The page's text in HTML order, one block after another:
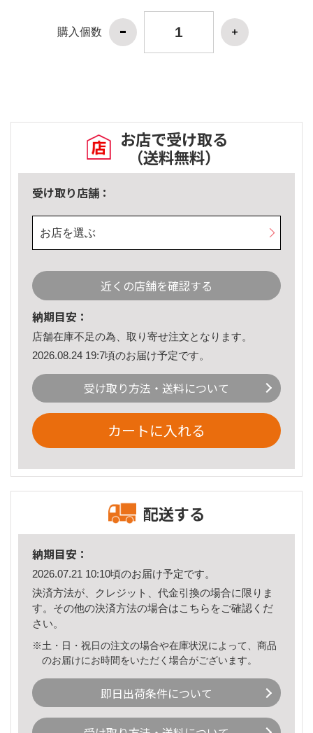
購入個数
お店で受け取る
（送料無料）
受け取り店舗：
お店を選ぶ
近くの店舗を確認する
納期目安：
店舗在庫不足の為、取り寄せ注文となります。
2026.08.24 19:7頃のお届け予定です。
受け取り方法・送料について
カートに入れる
配送する
納期目安：
2026.07.21 10:10頃のお届け予定です。
決済方法が、クレジット、代金引換の場合に限りま
す。その他の決済方法の場合はこちら をご確認くだ
さい。
※土・日・祝日の注文の場合や在庫状況によって、商品
のお届けにお時間をいただく場合がございます。
即日出荷条件について